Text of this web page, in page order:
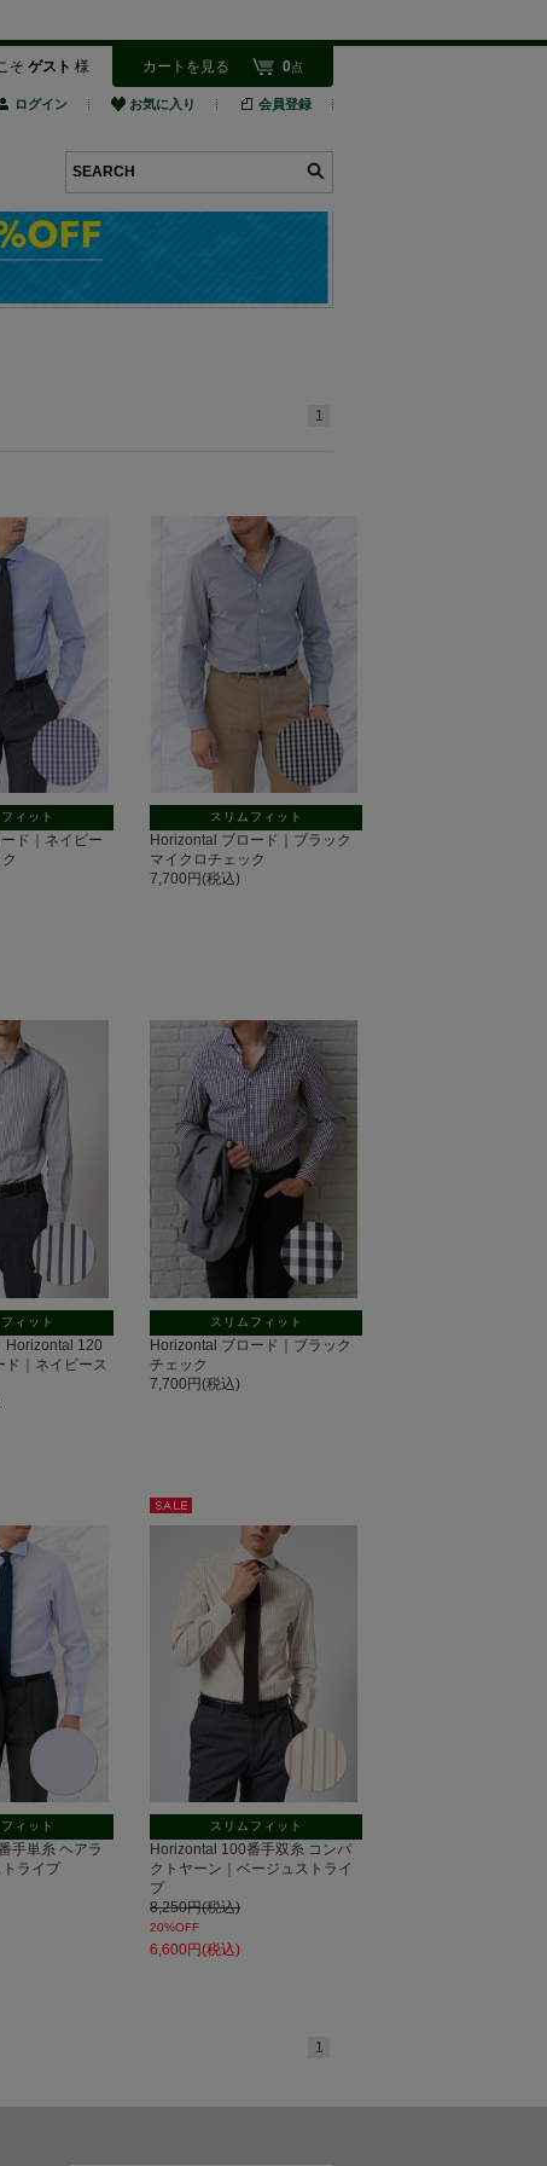
そ ゲスト 様 カートを見る 0点
ログイン お気に入り 会員登録
1
ィット
ド｜ネイビー
スリムフィット
Horizontal ブロード｜ブラック
マイクロチェック
7,700円(税込)
ィット
Horizontal 120
ド｜ネイビース
スリムフィット
Horizontal ブロード｜ブラック
チェック
7,700円(税込)
ィット
手単糸 ヘアラ
ライプ
セー
スリムフィット
Horizontal 100番手双糸 コンパ
クトヤーン｜ベージュストライ
プ
8,250円(税込)
20%OFF
6,600円(税込)
1